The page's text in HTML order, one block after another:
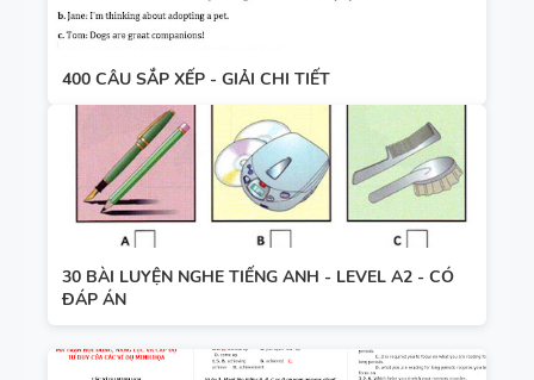
400 CÂU SẮP XẾP - GIẢI CHI TIẾT
30 BÀI LUYỆN NGHE TIẾNG ANH - LEVEL A2 - CÓ
ĐÁP ÁN